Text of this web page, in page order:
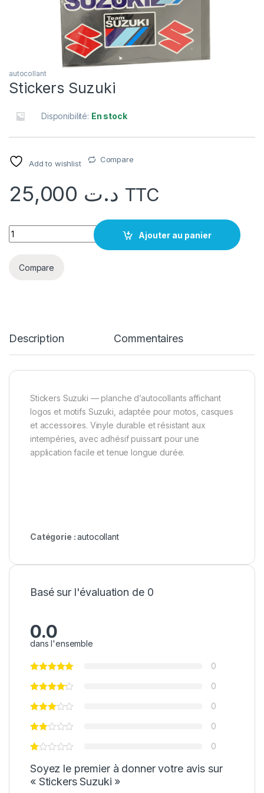
autocollant
Stickers Suzuki
Disponibilité: En stock
Add to wishlist Compare
د.ت TTC
quantité Stickers Suzuki
Ajouter au panier
Compare
Description Commentaires
Stickers Suzuki — planche d’autocollants affichant
logos et motifs Suzuki, adaptée pour motos, casques
et accessoires. Vinyle durable et résistant aux
intempéries, avec adhésif puissant pour une
application facile et tenue longue durée.
Catégorie :autocollant
Basé sur l'évaluation de 0
0.0
dans l'ensemble
0
0
0
0
0
Soyez le premier à donner votre avis sur
« Stickers Suzuki »